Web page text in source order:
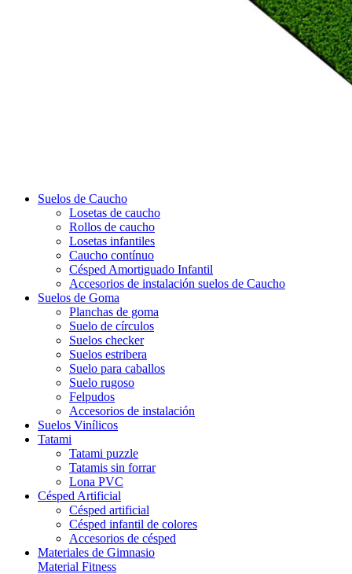
Suelos de Caucho
Losetas de caucho
Rollos de caucho
Losetas infantiles
Caucho contínuo
Césped Amortiguado Infantil
Accesorios de instalación suelos de Caucho
Suelos de Goma
Planchas de goma
Suelo de círculos
Suelos checker
Suelos estribera
Suelo para caballos
Suelo rugoso
Felpudos
Accesorios de instalación
Suelos Vinílicos
Tatami
Tatami puzzle
Tatamis sin forrar
Lona PVC
Césped Artificial
Césped artificial
Césped infantil de colores
Accesorios de césped
Materiales de Gimnasio
Material Fitness